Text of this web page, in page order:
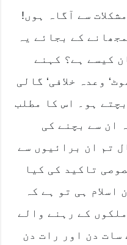
سے آگاہ ہوں!
کے بجائے یہ
کیسے ہے؟ کہنے
وعدہ خلافی‘ گالی
ہو۔ اس کا مطلب
ان سے بچنے کی
تم ان برائیوں سے
تاکید کی کیا
ہی تو ہے کہ
کے رہنے والے
سات دن اور رات دن